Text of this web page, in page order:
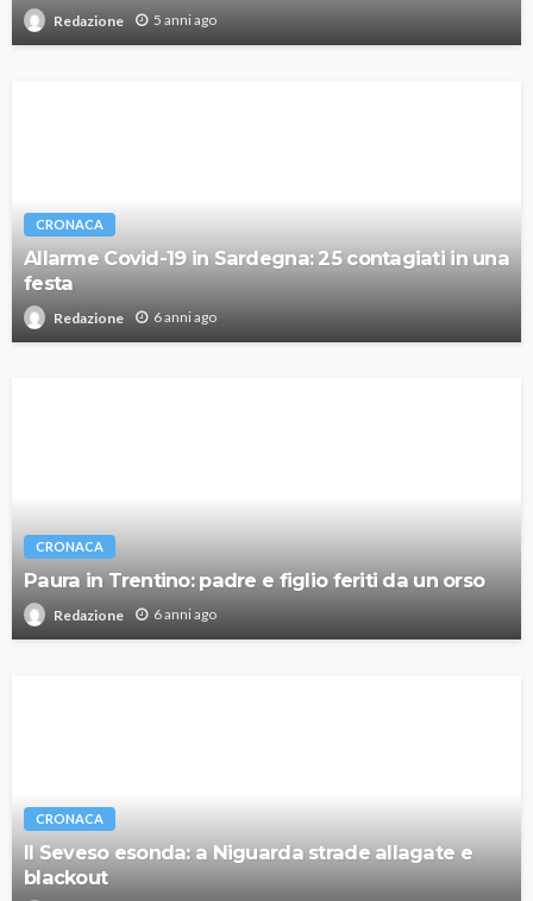
Redazione 5 anni ago
CRONACA
Allarme Covid-19 in Sardegna: 25 contagiati in una
festa
Redazione 6 anni ago
CRONACA
Paura in Trentino: padre e figlio feriti da un orso
Redazione 6 anni ago
CRONACA
Il Seveso esonda: a Niguarda strade allagate e
blackout